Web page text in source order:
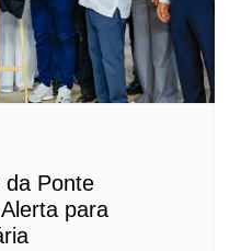
da Ponte
para